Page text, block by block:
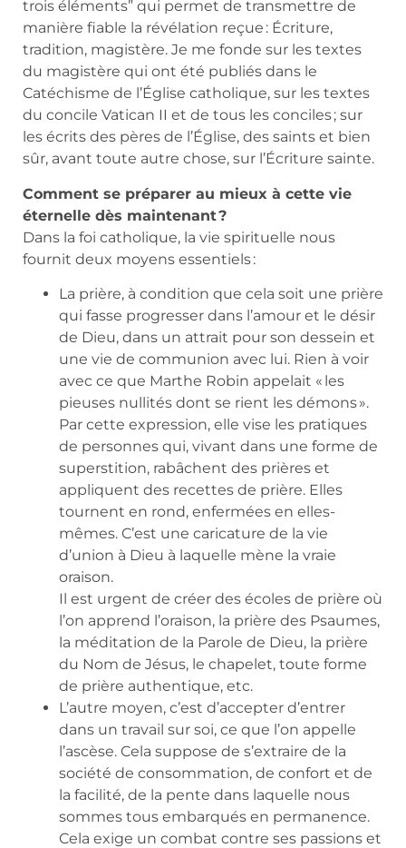
trois éléments” qui permet de transmettre de
manière fiable la révélation reçue : Écriture,
tradition, magistère. Je me fonde sur les textes
du magistère qui ont été publiés dans le
Catéchisme de l’Église catholique, sur les textes
du concile Vatican II et de tous les conciles ; sur
les écrits des pères de l’Église, des saints et bien
sûr, avant toute autre chose, sur l’Écriture sainte.
Comment se préparer au mieux à cette vie
éternelle dès maintenant ?
Dans la foi catholique, la vie spirituelle nous
fournit deux moyens essentiels :
La prière, à condition que cela soit une prière
qui fasse progresser dans l’amour et le désir
de Dieu, dans un attrait pour son dessein et
une vie de communion avec lui. Rien à voir
avec ce que Marthe Robin appelait « les
pieuses nullités dont se rient les démons ».
Par cette expression, elle vise les pratiques
de personnes qui, vivant dans une forme de
superstition, rabâchent des prières et
appliquent des recettes de prière. Elles
tournent en rond, enfermées en elles-
mêmes. C’est une caricature de la vie
d’union à Dieu à laquelle mène la vraie
oraison.
Il est urgent de créer des écoles de prière où
l’on apprend l’oraison, la prière des Psaumes,
la méditation de la Parole de Dieu, la prière
du Nom de Jésus, le chapelet, toute forme
de prière authentique, etc.
L’autre moyen, c’est d’accepter d’entrer
dans un travail sur soi, ce que l’on appelle
l’ascèse. Cela suppose de s’extraire de la
société de consommation, de confort et de
la facilité, de la pente dans laquelle nous
sommes tous embarqués en permanence.
Cela exige un combat contre ses passions et